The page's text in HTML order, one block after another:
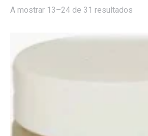
A mostrar 13–24 de 31 resultados